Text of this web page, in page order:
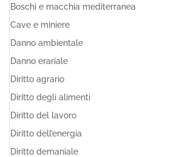
Boschi e macchia mediterranea
Cave e miniere
Danno ambientale
Danno erariale
Diritto agrario
Diritto degli alimenti
Diritto del lavoro
Diritto dell’energia
Diritto demaniale